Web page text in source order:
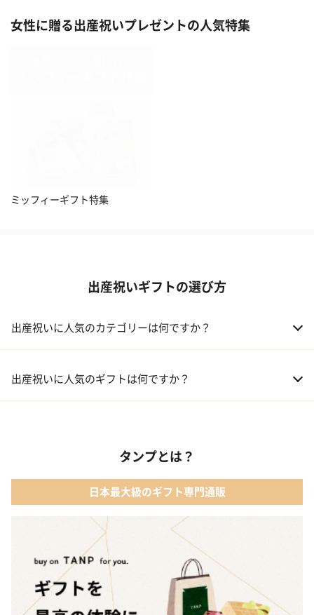
女性に贈る出産祝いプレゼントの人気特集
ミッフィーギフト特集
出産祝いギフトの選び方
出産祝いに人気のカテゴリーは何ですか？
02 ベビー寝具・家具
04 ベビー・キッズファッション
出産祝いに人気のギフトは何ですか？
02 【名入れギフト】音いっぱい積み木｜エド・インター
03 ママズケア セレクトボックス｜モディッシュ
04 フレイバーおむつケーキ｜AIRIM baby（アイリムベビー）
05 Chouette フード付きバスタオル&ハンカチセット｜コンテッ
タンプとは？
日本最大級のギフト専門通販